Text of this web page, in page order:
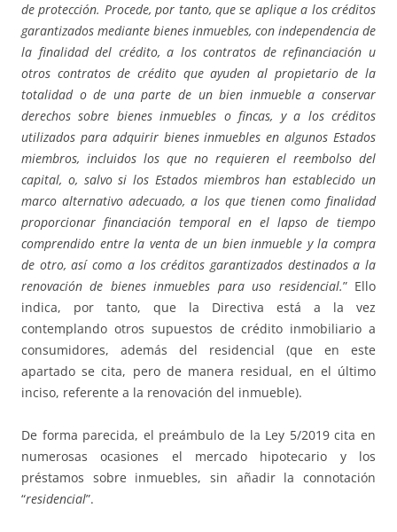
de protección. Procede, por tanto, que se aplique a los créditos
garantizados mediante bienes inmuebles, con independencia de
la finalidad del crédito, a los contratos de refinanciación u
otros contratos de crédito que ayuden al propietario de la
totalidad o de una parte de un bien inmueble a conservar
derechos sobre bienes inmuebles o fincas, y a los créditos
utilizados para adquirir bienes inmuebles en algunos Estados
miembros, incluidos los que no requieren el reembolso del
capital, o, salvo si los Estados miembros han establecido un
marco alternativo adecuado, a los que tienen como finalidad
proporcionar financiación temporal en el lapso de tiempo
comprendido entre la venta de un bien inmueble y la compra
de otro, así como a los créditos garantizados destinados a la
renovación de bienes inmuebles para uso residencial.” Ello
indica, por tanto, que la Directiva está a la vez
contemplando otros supuestos de crédito inmobiliario a
consumidores, además del residencial (que en este
apartado se cita, pero de manera residual, en el último
inciso, referente a la renovación del inmueble).
De forma parecida, el preámbulo de la Ley 5/2019 cita en
numerosas ocasiones el mercado hipotecario y los
préstamos sobre inmuebles, sin añadir la connotación
“residencial”.